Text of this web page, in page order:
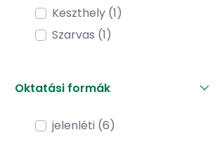
Keszthely (1)
Szarvas (1)
Oktatási formák
jelenléti (6)